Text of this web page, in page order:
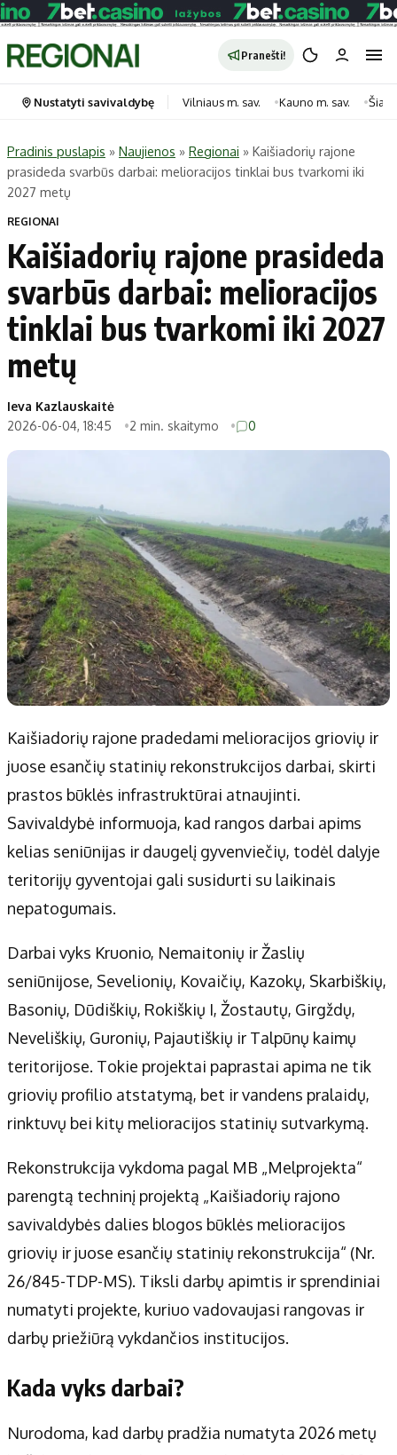
Pranešti!
Portalas
Naujausi
Regionai
Lietuva
Pasaulis
Politika
Patarimai
Dirbtinis intelektas
Gineso rekordai
Kategorijos
Horoskopai
Laisvalaikis
Maistas
Sveikata
Dienos naujienos
Ekonomikos naujienos
Didžiosios savivaldybės
Vilniaus miesto
Kauno miesto
Klaipėdos miesto
Panevėžio miesto
Šiaulių miesto
Alytaus miesto
Marijampolės
Druskininkų
Utenos rajono
Jonavos rajono
Vilkaviškio rajono
Tauragės rajono
Palangos miesto
Prienų rajono
Redakcija
Apie mus
Autoriai
Kontaktai
Privatumo politika
Redakcijos politika
Nustatyti savivaldybę Vilniaus m. sav. Kauno m. sav.
Pradinis puslapis » Naujienos » Regionai » Kaišiadorių rajone
prasideda svarbūs darbai: melioracijos tinklai bus tvarkomi iki
2027 metų
REGIONAI
Kaišiadorių rajone prasideda
svarbūs darbai: melioracijos
tinklai bus tvarkomi iki 2027
metų
Ieva Kazlauskaitė
2026-06-04, 18:45
2 min. skaitymo 0
Kaišiadorių rajone pradedami melioracijos griovių ir
juose esančių statinių rekonstrukcijos darbai, skirti
prastos būklės infrastruktūrai atnaujinti.
Savivaldybė informuoja, kad rangos darbai apims
kelias seniūnijas ir daugelį gyvenviečių, todėl dalyje
teritorijų gyventojai gali susidurti su laikinais
nepatogumais.
Darbai vyks Kruonio, Nemaitonių ir Žaslių
seniūnijose, Sevelionių, Kovaičių, Kazokų, Skarbiškių,
Basonių, Dūdiškių, Rokiškių I, Žostautų, Girgždų,
Neveliškių, Guronių, Pajautiškių ir Talpūnų kaimų
teritorijose. Tokie projektai paprastai apima ne tik
griovių profilio atstatymą, bet ir vandens pralaidų,
rinktuvų bei kitų melioracijos statinių sutvarkymą.
Rekonstrukcija vykdoma pagal MB „Melprojekta“
parengtą techninį projektą „Kaišiadorių rajono
savivaldybės dalies blogos būklės melioracijos
griovių ir juose esančių statinių rekonstrukcija“ (Nr.
26/845-TDP-MS). Tiksli darbų apimtis ir sprendiniai
numatyti projekte, kuriuo vadovaujasi rangovas ir
darbų priežiūrą vykdančios institucijos.
Kada vyks darbai?
Nurodoma, kad darbų pradžia numatyta 2026 metų